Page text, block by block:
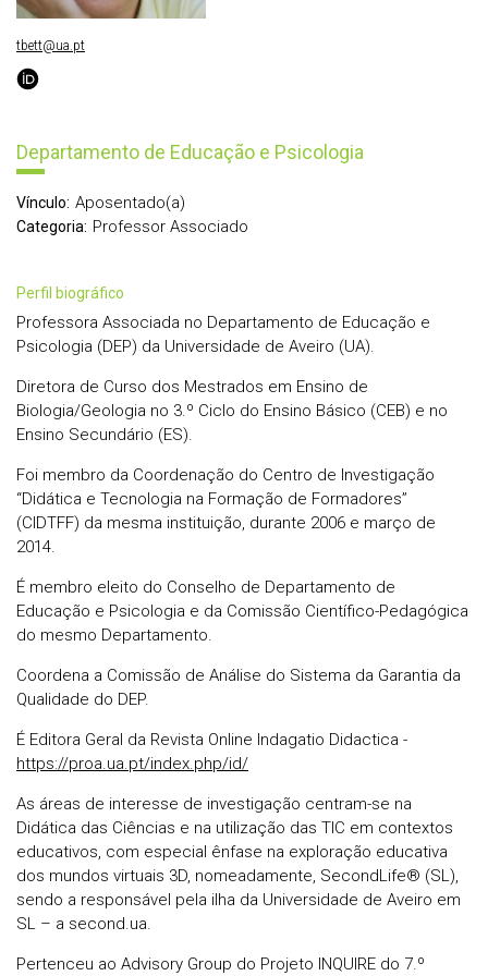
Departamento de Educação e Psicologia
Vínculo: Aposentado(a)
Categoria: Professor Associado
perfil biográfico
Professora Associada no Departamento de Educação e
Psicologia (DEP) da Universidade de Aveiro (UA).
Diretora de Curso dos Mestrados em Ensino de
Biologia/Geologia no 3.º Ciclo do Ensino Básico (CEB) e no
Ensino Secundário (ES).
Foi membro da Coordenação do Centro de Investigação
“Didática e Tecnologia na Formação de Formadores”
(CIDTFF) da mesma instituição, durante 2006 e março de
2014.
É membro eleito do Conselho de Departamento de
Educação e Psicologia e da Comissão Científico-Pedagógica
do mesmo Departamento.
Coordena a Comissão de Análise do Sistema da Garantia da
Qualidade do DEP.
É Editora Geral da Revista Online Indagatio Didactica -
https://proa.ua.pt/index.php/id/
As áreas de interesse de investigação centram-se na
Didática das Ciências e na utilização das TIC em contextos
educativos, com especial ênfase na exploração educativa
dos mundos virtuais 3D, nomeadamente, SecondLife® (SL),
sendo a responsável pela ilha da Universidade de Aveiro em
SL – a second.ua.
Pertenceu ao Advisory Group do Projeto INQUIRE do 7.º
tbett@ua.pt